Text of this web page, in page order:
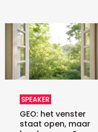
SPEAKER
GEO: het venster
staat open, maar